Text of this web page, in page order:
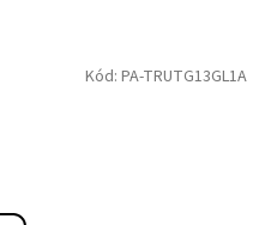
Kód: PA-TRUTG13GL1A